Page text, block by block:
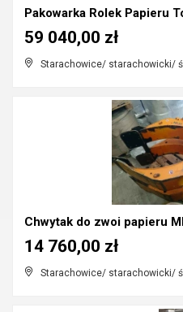
Pakowarka Rolek Papieru
Starachowice/ starachowicki/
59 040,00 zł
Chwytak do zwoi papieru
Starachowice/ starachowicki/
14 760,00 zł